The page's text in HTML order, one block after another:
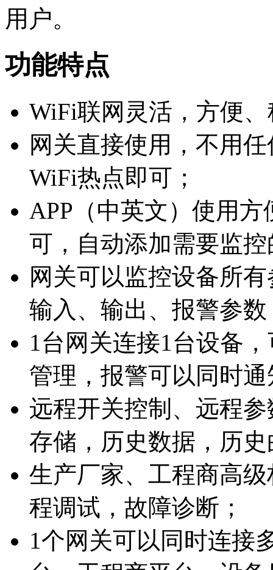
用户。
功能特点
WiFi联网灵活，方便
网关直接使用，不用
WiFi热点即可；
APP（中英文）使用
可，自动添加需要监
网关可以监控设备所
输入、输出、报警参数
1台网关连接1台设备
管理，报警可以同时
远程开关控制、远程
存储，历史数据，历
生产厂家、工程商高
程调试，故障诊断；
1个网关可以同时连接